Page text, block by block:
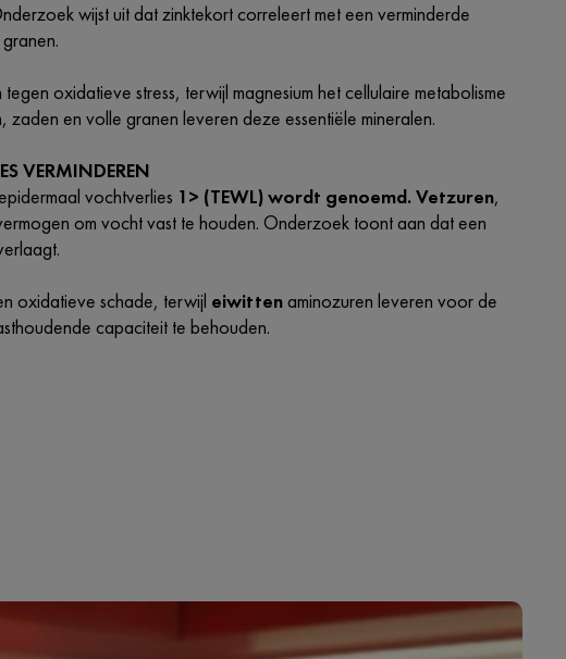
wijst uit dat zinktekort correleert met een verminderde
oxidatieve stress, terwijl magnesium het cellulaire metabolisme
en volle granen leveren deze essentiële mineralen.
VERMINDEREN
vochtverlies 1> (TEWL) wordt genoemd. Vetzuren,
om vocht vast te houden. Onderzoek toont aan dat een
oxidatieve schade, terwijl eiwittenaminozuren leveren voor de
capaciteit te behouden.